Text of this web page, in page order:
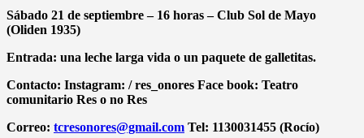
Sábado 21 de septiembre – 16 horas – Club Sol de Mayo
(Oliden 1935)
Entrada: una leche larga vida o un paquete de galletitas.
Contacto: Instagram: / res_onores Face book: Teatro
comunitario Res o no Res
Correo: tcresonores@gmail.com Tel: 1130031455 (Rocío)